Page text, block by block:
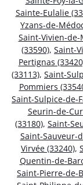
Sainte-Eulalie
Yzans-de-
Saint-Vivien-de-
(33590), Saint-
Pertignas
(33113), Saint-
Pommiers
Saint-Sulpice-de-
Seurin-de-
(33180), Saint-
Saint-Sauveur-
Virvée (33240),
Quentin-de-
Saint-Pierre-de-